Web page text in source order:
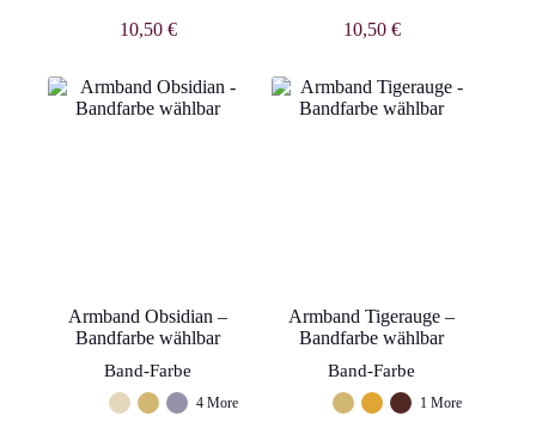
10,50 € 10,50 €
Armband Obsidian –
Bandfarbe wählbar
Band-Farbe
4 More
Armband Tigerauge –
Bandfarbe wählbar
Band-Farbe
1 More